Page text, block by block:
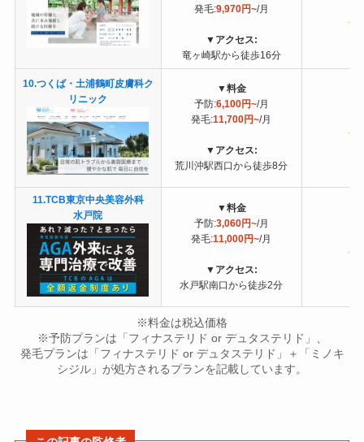
発毛:9,970円~/月
▼ アクセス:
竜ヶ崎駅から徒歩16分
10.つくば・土浦鶴町皮膚科ク
リニック
▼料金
予防:6,100円~/月
発毛:11,700円~/月
▼ アクセス:
荒川沖駅西口から徒歩8分
11.TCB東京中央美容外科
水戸院
▼料金
予防:3,060円~/月
発毛:11,000円~/月
▼ アクセス:
水戸駅南口から徒歩2分
※料金は税込価格
※予防プランは「フィナステリド or デュタステリド」、
発毛プランは「フィナステリド or デュタステリド」＋「ミノキ
シジル」が処方されるプランを記載しています。